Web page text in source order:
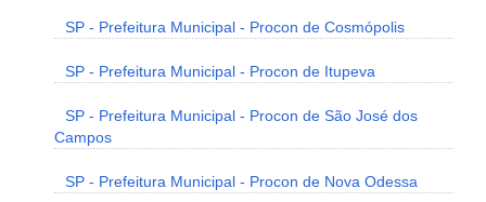
SP - Prefeitura Municipal - Procon de Cosmópolis
SP - Prefeitura Municipal - Procon de Itupeva
SP - Prefeitura Municipal - Procon de São José dos
Campos
SP - Prefeitura Municipal - Procon de Nova Odessa